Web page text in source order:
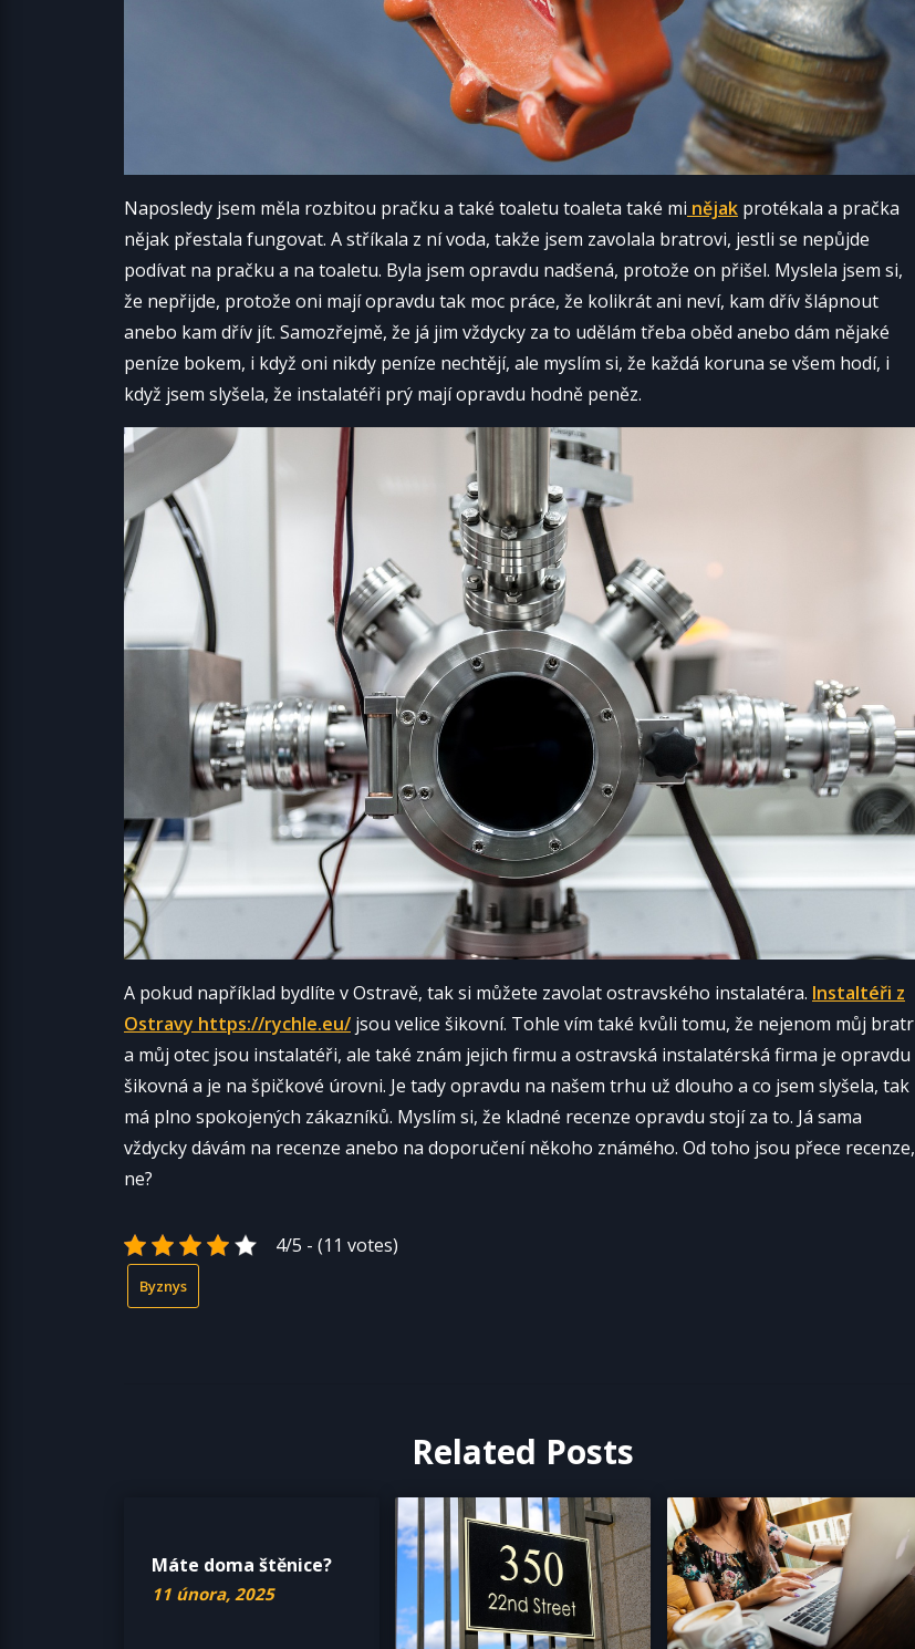
Naposledy jsem měla rozbitou pračku a také toaletu toaleta také mi nějak protékala a pračka
nějak přestala fungovat. A stříkala z ní voda, takže jsem zavolala bratrovi, jestli se nepůjde
podívat na pračku a na toaletu. Byla jsem opravdu nadšená, protože on přišel. Myslela jsem si,
že nepřijde, protože oni mají opravdu tak moc práce, že kolikrát ani neví, kam dřív šlápnout
anebo kam dřív jít. Samozřejmě, že já jim vždycky za to udělám třeba oběd anebo dám nějaké
peníze bokem, i když oni nikdy peníze nechtějí, ale myslím si, že každá koruna se všem hodí, i
když jsem slyšela, že instalatéři prý mají opravdu hodně peněz.
A pokud například bydlíte v Ostravě, tak si můžete zavolat ostravského instalatéra. Instaltéři z
Ostravy https://rychle.eu/ jsou velice šikovní. Tohle vím také kvůli tomu, že nejenom můj bratr
a můj otec jsou instalatéři, ale také znám jejich firmu a ostravská instalatérská firma je opravdu
šikovná a je na špičkové úrovni. Je tady opravdu na našem trhu už dlouho a co jsem slyšela, tak
má plno spokojených zákazníků. Myslím si, že kladné recenze opravdu stojí za to. Já sama
vždycky dávám na recenze anebo na doporučení někoho známého. Od toho jsou přece recenze,
ne?
4/5 - (11 votes)
Byznys
Related Posts
Máte doma štěnice?
11 února, 2025